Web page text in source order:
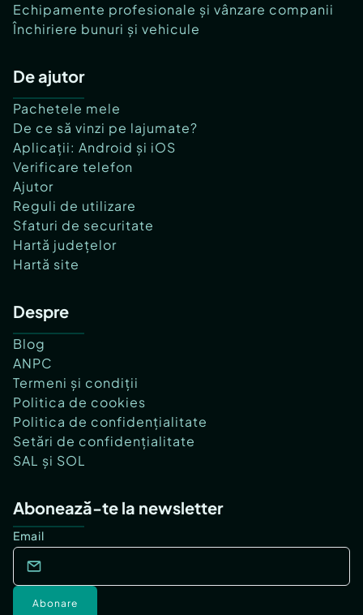
Echipamente profesionale și vânzare companii
Închiriere bunuri și vehicule
De ajutor
Pachetele mele
De ce să vinzi pe lajumate?
Aplicații: Android și iOS
Verificare telefon
Ajutor
Reguli de utilizare
Sfaturi de securitate
Hartă județelor
Hartă site
Despre
Blog
ANPC
Termeni și condiții
Politica de cookies
Politica de confidențialitate
Setări de confidențialitate
SAL și SOL
Abonează-te la newsletter
Email
Abonare